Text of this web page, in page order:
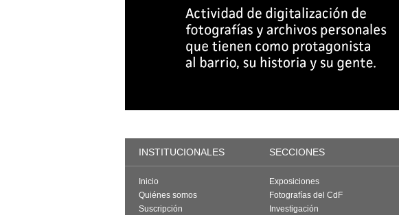
INSTITUCIONALES SECCIONES
Inicio
Quiénes somos
Suscripción
Exposiciones
Fotografías del CdF
Investigación